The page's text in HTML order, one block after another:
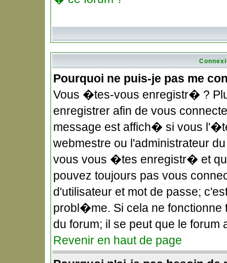
Pourquoi ne puis-je pas me
Vous �tes-vous enregistr� ?
enregistrer afin de vous
message est affich� si vous
webmestre ou l'administrateur
vous vous �tes enregistr� et
pouvez toujours pas vous
d'utilisateur et mot de passe;
probl�me. Si cela ne fonctionne
du forum; il se peut que le
Revenir en haut de page